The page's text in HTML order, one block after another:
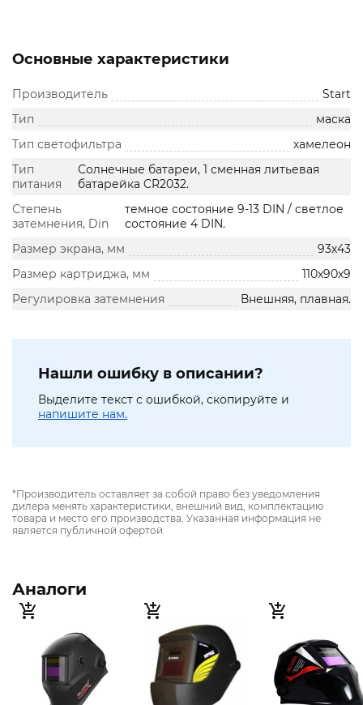
Основные характеристики
Производитель
Start
Тип
маска
Тип светофильтра
хамелеон
Тип
питания
Солнечные батареи, 1 сменная литьевая
батарейка CR2032.
Степень
затемнения, Din
темное состояние 9-13 DIN / светлое
состояние 4 DIN.
Размер экрана, мм
93х43
Размер картриджа, мм
110х90х9
Регулировка затемнения
Внешняя, плавная.
Нашли ошибку в описании?
Выделите текст с ошибкой, скопируйте и
напишите нам.
*Производитель оставляет за собой право без уведомления
дилера менять характеристики, внешний вид, комплектацию
товара и место его производства. Указанная информация не
является публичной офертой
Аналоги